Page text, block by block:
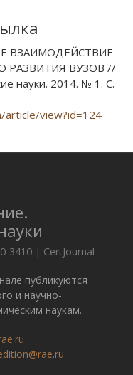
ВЗАИМОДЕЙСТВИЕ
РАЗВИТИЯ ВУЗОВ //
науки. 2014. № 1. С.
article/view?id=124
3410 | CertJournal
публикуются
и научно-
наукам.